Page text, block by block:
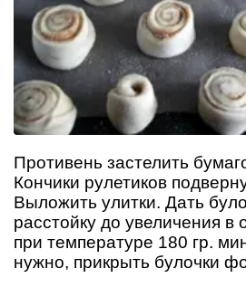
Противень застелить
Кончики рулетиков
Выложить улитки. Дать
расстойку до увеличения в
при температуре 180 гр.
нужно, прикрыть булочки